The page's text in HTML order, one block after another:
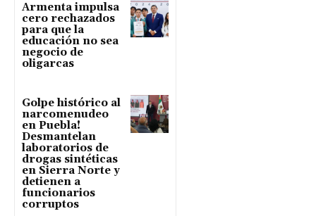
Armenta impulsa
cero rechazados
para que la
educación no sea
negocio de
oligarcas
Golpe histórico al
narcomenudeo
en Puebla!
Desmantelan
laboratorios de
drogas sintéticas
en Sierra Norte y
detienen a
funcionarios
corruptos